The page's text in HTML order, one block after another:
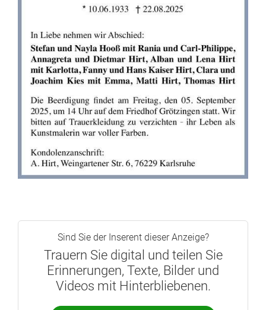
Sind Sie der Inserent dieser Anzeige?
Trauern Sie digital und teilen Sie
Erinnerungen, Texte, Bilder und
Videos mit Hinterbliebenen.